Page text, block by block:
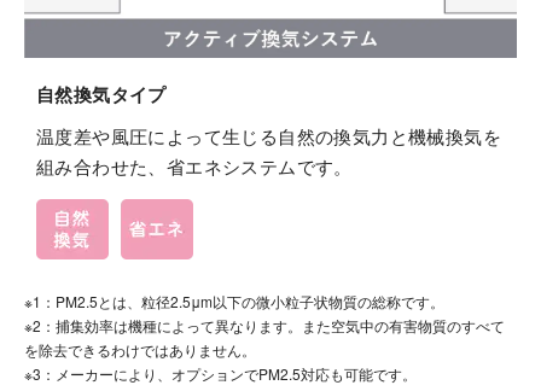
自然換気タイプ
温度差や風圧によって生じる自然の換気力と機械換気を
組み合わせた、省エネシステムです。
※1：PM2.5とは、粒径2.5μm以下の微小粒子状物質の総称です。
※2：捕集効率は機種によって異なります。また空気中の有害物質のすべて
を除去できるわけではありません。
※3：メーカーにより、オプションでPM2.5対応も可能です。